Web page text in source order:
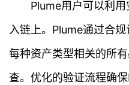
首
Plume用户可以利
入链上。Plume通过合
每种资产类型相关的所
查。优化的验证流程确